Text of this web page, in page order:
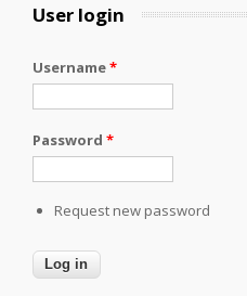
User login
Username*
Password *
Request new password